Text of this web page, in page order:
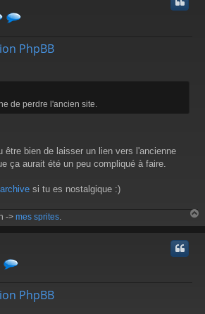
PhpBB
de perdre l'ancien site.
être bien de laisser un lien vers l'ancienne
ça aurait été un peu compliqué à faire.
si tu es nostalgique :)
-> mes sprites.
a
PhpBB